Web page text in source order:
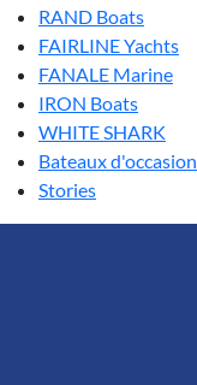
RAND Boats
FAIRLINE Yachts
FANALE Marine
IRON Boats
WHITE SHARK
Bateaux d'occasion
Stories